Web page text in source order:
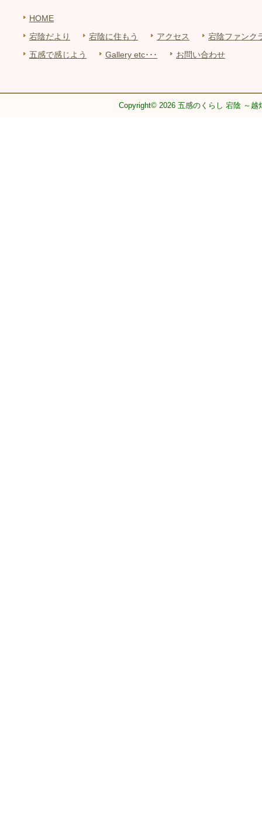
HOME
宕陰だより
宕陰に住もう アクセス
宕陰ファンク
五感で感じよう
Gallery etc･･･ お問い合わせ
Copyright© 2026 五感のくらし 宕陰 ～